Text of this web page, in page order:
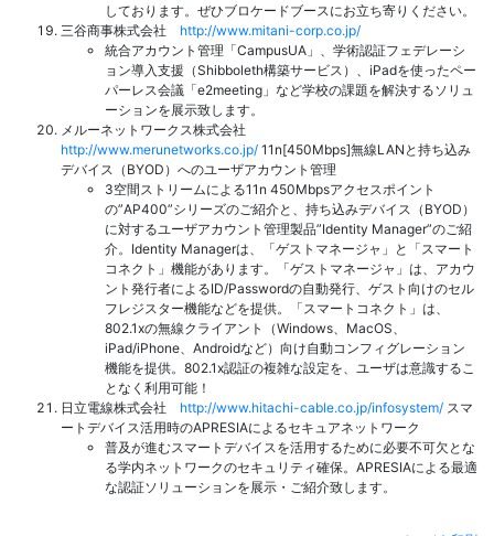
しております。ぜひブロケードブースにお立ち寄りください。
三谷商事株式会社 http://www.mitani-corp.co.jp/
統合アカウント管理「CampusUA」、学術認証フェデレーシ
ョン導入支援（Shibboleth構築サービス）、iPadを使ったペー
パーレス会議「e2meeting」など学校の課題を解決するソリュ
ーションを展示致します。
メルーネットワークス株式会社
http://www.merunetworks.co.jp/ 11n[450Mbps]無線LANと持ち込み
デバイス（BYOD）へのユーザアカウント管理
3空間ストリームによる11n 450Mbpsアクセスポイント
の”AP400”シリーズのご紹介と、持ち込みデバイス（BYOD）
に対するユーザアカウント管理製品”Identity Manager”のご紹
介。Identity Managerは、「ゲストマネージャ」と「スマート
コネクト」機能があります。「ゲストマネージャ」は、アカウ
ント発行者によるID/Passwordの自動発行、ゲスト向けのセル
フレジスター機能などを提供。「スマートコネクト」は、
802.1xの無線クライアント（Windows、MacOS、
iPad/iPhone、Androidなど）向け自動コンフィグレーション
機能を提供。802.1x認証の複雑な設定を、ユーザは意識するこ
となく利用可能！
日立電線株式会社 http://www.hitachi-cable.co.jp/infosystem/ スマ
ートデバイス活用時のAPRESIAによるセキュアネットワーク
普及が進むスマートデバイスを活用するために必要不可欠とな
る学内ネットワークのセキュリティ確保。APRESIAによる最適
な認証ソリューションを展示・ご紹介致します。